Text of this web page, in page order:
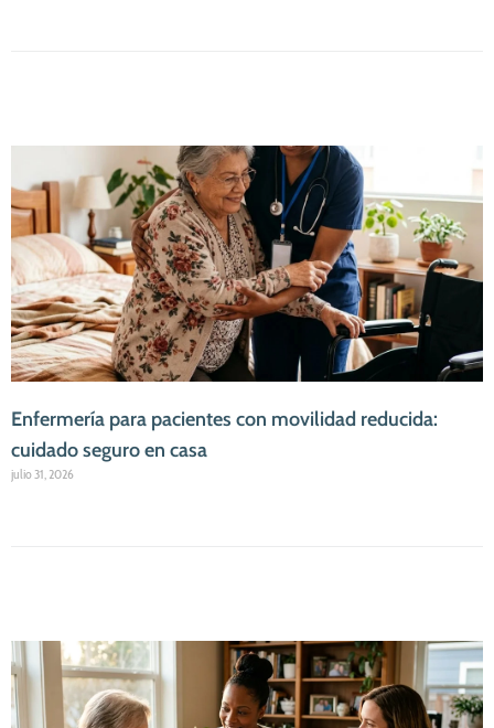
Enfermería para pacientes con movilidad reducida:
cuidado seguro en casa
julio 31, 2026